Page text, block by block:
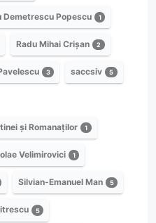
Demetrescu Popescu 1
Radu Mihai Crișan 2
3 saccsiv 5
și Romanaților 1
Velimirovici 1
Silvian-Emanuel Man 5
5